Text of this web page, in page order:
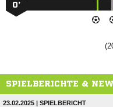
0’
SPIELBERICHTE &
23.02.2025 | SPIELBERICHT